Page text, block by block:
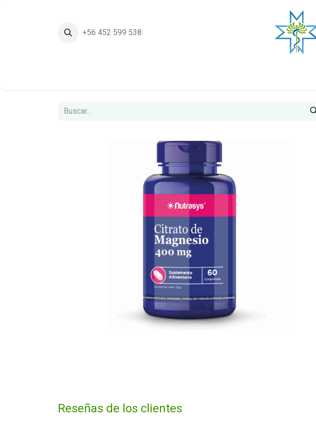
+56 452 599 538
Reseñas de los clientes